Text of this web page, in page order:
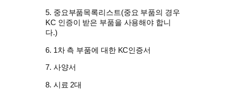
5. 중요부품목록리스트(중요 부품의 경우
KC 인증이 받은 부품을 사용해야 합니
다.)
6. 1차 측 부품에 대한 KC인증서
7. 사양서
8. 시료 2대